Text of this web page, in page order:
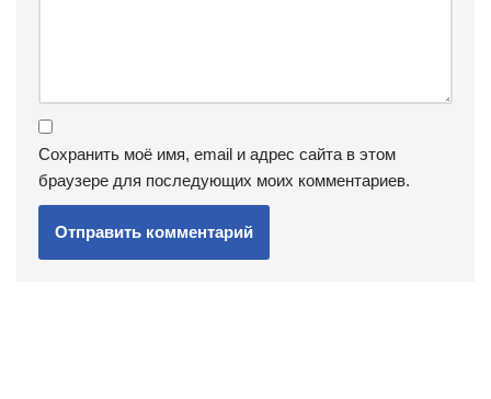
Сохранить моё имя, email и адрес сайта в этом
браузере для последующих моих комментариев.